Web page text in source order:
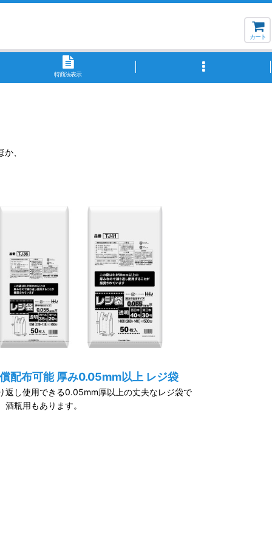
カート
特商法表示
、
配布可能 厚み0.05mm以上 レジ袋
返し使用できる0.05mm厚以上の丈夫なレジ袋で
酒瓶用もあります。